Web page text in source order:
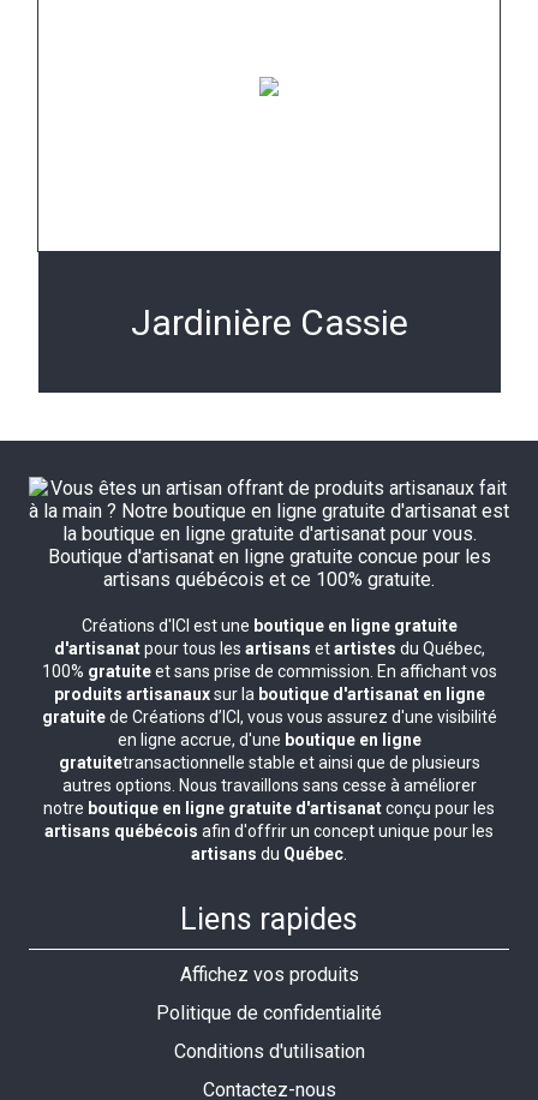
Jardinière Cassie
Créations d'ICI est une boutique en ligne gratuite
d'artisanatpour tous les artisans etartistes du Québec,
100% gratuiteet sans prise de commission. En affichant vos
produits artisanauxsur la boutique d'artisanat en ligne
gratuitede Créations d’ICI, vous vous assurez d'une visibilité
en ligne accrue, d'une boutique en ligne
gratuitetransactionnelle stable et ainsi que de plusieurs
autres options. Nous travaillons sans cesse à améliorer
notre boutique en ligne gratuite d'artisanatconçu pour les
artisans québécois afin d'offrir un concept unique pour les
artisans du Québec
Liens rapides
Affichez vos produits
Politique de confidentialité
Conditions d'utilisation
Contactez-nous